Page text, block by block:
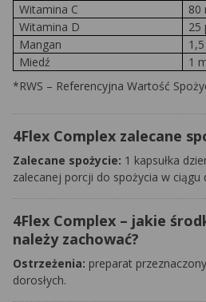
Witamina C
80
Witamina D
25
Mangan
Miedź
1
*RWS – Referencyjna Wartość
4Flex Complex zalecane
Zalecane spożycie: 1 kapsułka
zalecanej porcji do spożycia w ciągu
4Flex Complex – jakie
należy zachować?
Ostrzeżenia: preparat
dorosłych.